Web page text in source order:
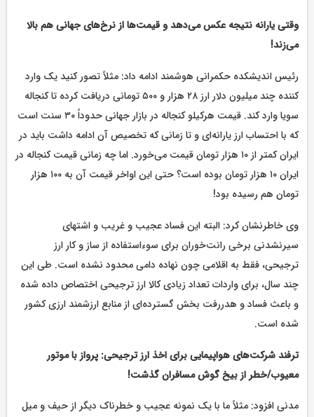
وقتی یارانه نتیجه عکس می‌دهد و قیمت‌ها از نرخ‌های جهانی هم بالا
می‌زند!
رئیس اندیشکده حکمرانی هوشمند ادامه داد: مثلاً تصور کنید یک وارد
کننده چند میلیون دلار ارز ۲۸ هزار و ۵۰۰ تومانی دریافت کرده تا کنجاله
سویا وارد کند. قیمت هرکیلو کنجاله در بازار جهانی حدوداً ۳۰ سنت است
که با احتساب ارز یارانه‌ای و تا زمانی که تخصیص آن ادامه داشت باید در
ایران کمتر از ۱۰ هزار تومان قیمت می‌خورد. اما چه زمانی قیمت کنجاله در
ایران ۱۰ هزار تومان بوده است؟ حتی این اواخر قیمت آن به ۱۰۰ هزار
تومان هم رسیده بود!
وی خاطرنشان کرد: البته این فساد عجیب و غریب و اشتهای
سیرنشدنی برخی رانت‌خوران برای سوءاستفاده از ساز و کار ارز
ترجیحی، فقط به اقلامی چون نهاده دامی محدود نشده است. طی این
چند سال، برای واردات تعداد زیادی کالا ارز ترجیحی اختصاص داده شده
و باعث فساد و هدررفت بخش گسترده‌ای از منابع ارزشمند ارزی کشور
شده است.
ترفند شرکت‌های هواپیمایی برای اخذ ارز ترجیحی: پرواز با موتور
معیوب/خطر از بیخ گوش مسافران گذشت!
مدنی افزود: مثلاً ما با یک نمونه عجیب و خطرناک دیگر از حیف و میل